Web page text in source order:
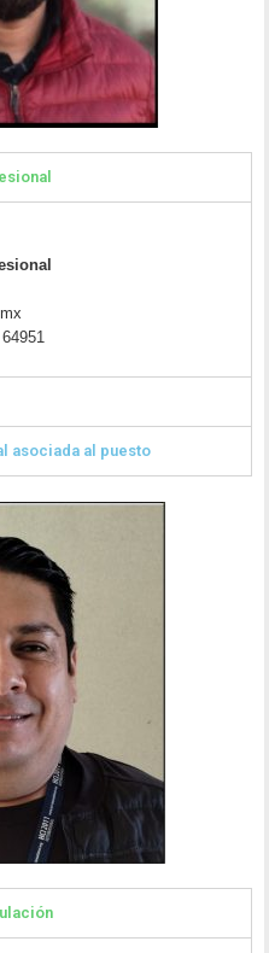
64951
asociada al puesto